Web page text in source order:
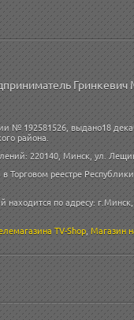
Гринкевич
№ 192581526, выдано18
района.
220140, Минск, ул.
Торговом реестре
находится по адресу:
TV-Shop,Магазин